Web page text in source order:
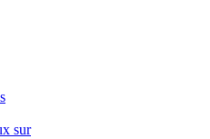
sur